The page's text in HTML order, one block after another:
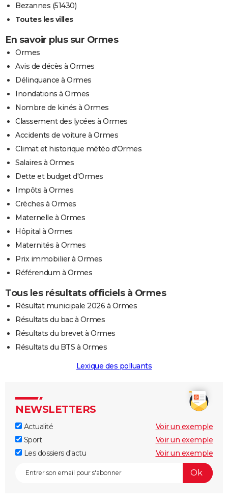
Bezannes (51430)
Toutes les villes
En savoir plus sur Ormes
Ormes
Avis de décès à Ormes
Délinquance à Ormes
Inondations à Ormes
Nombre de kinés à Ormes
Classement des lycées à Ormes
Accidents de voiture à Ormes
Climat et historique météo d'Ormes
Salaires à Ormes
Dette et budget d'Ormes
Impôts à Ormes
Crèches à Ormes
Maternelle à Ormes
Hôpital à Ormes
Maternités à Ormes
Prix immobilier à Ormes
Référendum à Ormes
Tous les résultats officiels à Ormes
Résultat municipale 2026 à Ormes
Résultats du bac à Ormes
Résultats du brevet à Ormes
Résultats du BTS à Ormes
Lexique des polluants
NEWSLETTERS
Actualité
Voir un exemple
Sport
Voir un exemple
Les dossiers d'actu
Voir un exemple